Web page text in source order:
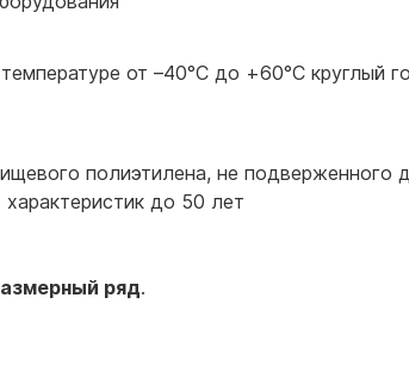
от –40°С до +60°С круглый
полиэтилена, не
до 50 лет
ряд.